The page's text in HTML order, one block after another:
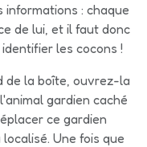
: chaque
de lui, et il faut donc
les cocons !
de la boîte, ouvrez-la
gardien caché
ce gardien
Une fois que